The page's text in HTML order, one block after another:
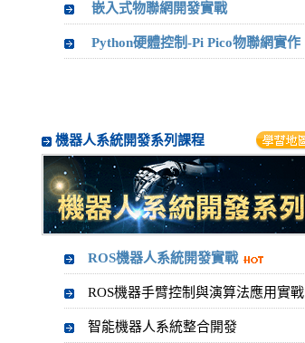
嵌入式物聯網開發實戰
Python硬體控制-Pi Pico物聯網實作
機器人系統開發系列課程
ROS機器人系統開發實戰
ROS機器手臂控制與演算法應用實戰
智能機器人系統整合開發